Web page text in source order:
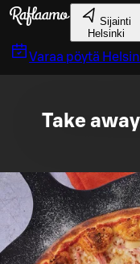
Siirry pääsisältöön
Sijainti
Helsinki
Varaa pöytä
Take